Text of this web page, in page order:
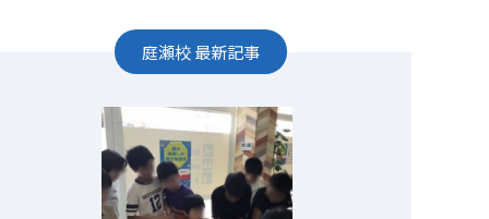
庭瀬校最新記事